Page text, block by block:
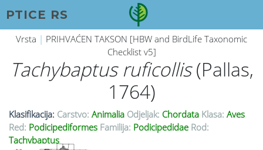
PTICE RS
Vrsta | PRIHVAĆEN TAKSON [HBW and BirdLife Taxonomic
Checklist v5]
Tachybaptus ruficollis(Pallas,
1764)
Klasifikacija: Carstvo: Animalia Odjeljak: Chordata Klasa: Aves
Red: Podicipediformes Familija: Podicipedidae Rod:
Tachybaptus